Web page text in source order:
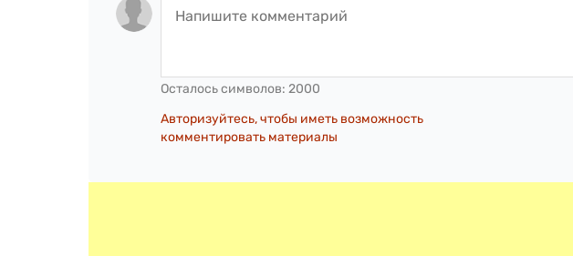
Осталось символов: 2000
Авторизуйтесь, чтобы иметь возможность
комментировать материалы